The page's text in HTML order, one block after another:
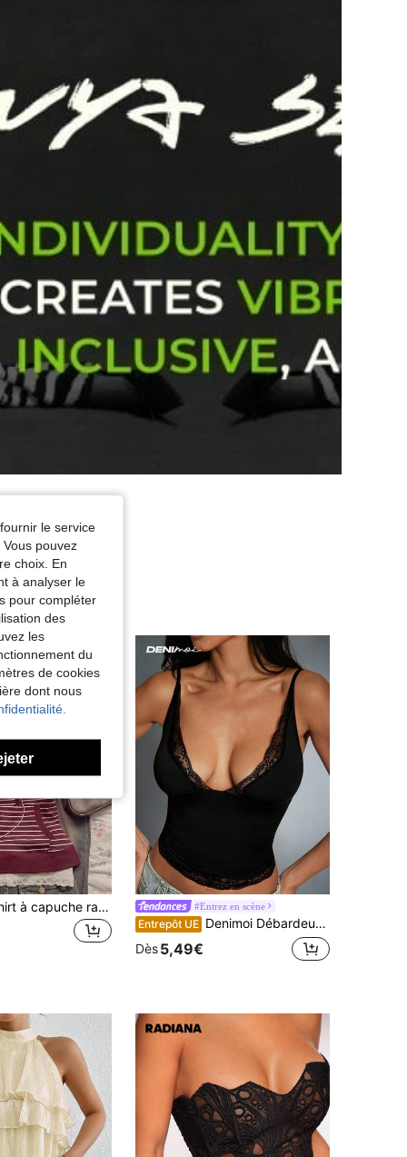
IslaSuriya T-shirt à capuche rayé décontracté d'été pour femmes #Entrez en scène
Entrepôt UE Denimoi Débardeur en dentelle super extensible, hauts sexy pour soirée entre amies, rendez-vous galants
Dès5,49€
le service
pouvez
choix. En
à analyser le
pour compléter
des
les
du
de cookies
dont nous